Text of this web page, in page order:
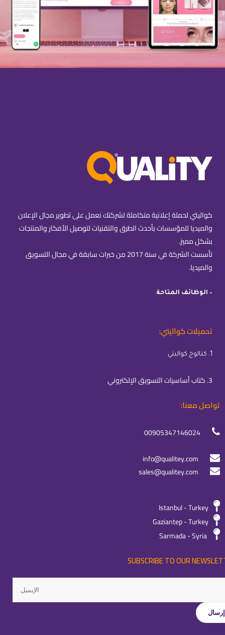
كواليتي لحملة إعلانية متكاملة لشركتك نعمل على تطوير مجال الإعلان
والميديا للمؤسسات بأحدث الطرق والتقنيات لتوصيل الأفكار والمنتجات
بشكل مميز.
تأسست الشركة في سنة 2017 من خبرات سابقة في مجال التسويق
والميديا.
– الوظائف المتاحة
تحميلات كواليتي:
1. كتالوج كواليتي
3. كتاب أساسيات التسويق الإلكتروني
تواصل معنا:
00905347146024
info@qualitey.com
sales@qualitey.com
Istanbul - Turkey
Gaziantep - Turkey
Sarmada - Syria
SUBSCRIBE TO OUR